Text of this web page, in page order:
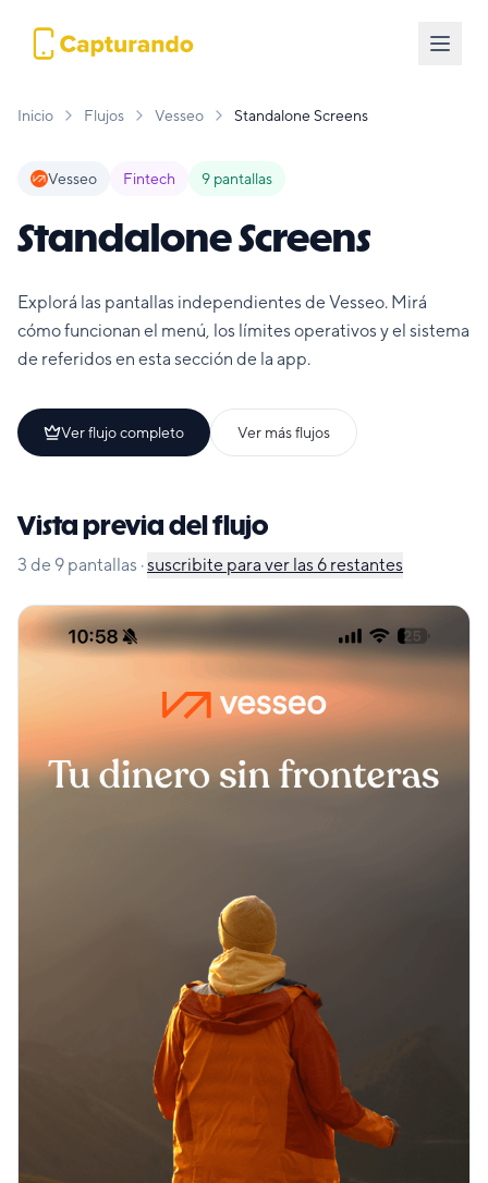
Inicio Flujos Vesseo Standalone Screens
Vesseo Fintech 9 pantallas
Standalone Screens
Explorá las pantallas independientes de Vesseo. Mirá
cómo funcionan el menú, los límites operativos y el sistema
de referidos en esta sección de la app.
Ver flujo completo Ver más flujos
Vista previa del flujo
3 de 9 pantallas ·suscribite para ver las 6 restantes